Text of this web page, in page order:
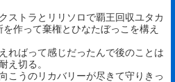
ストラとリリソロで覇王回収ユタカ
作って棄権とひなたぼっこを構え
ればって感じだったんで後のことは
え切る。
こうのリカバリーが尽きて守りきっ